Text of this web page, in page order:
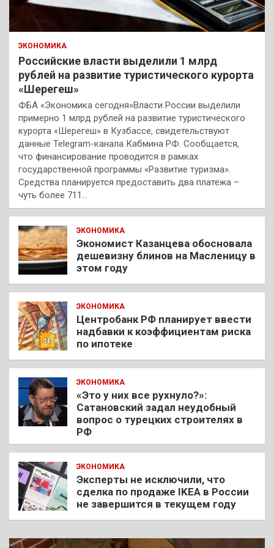
ЭКОНОМИКА
Российские власти выделили 1 млрд
рублей на развитие туристического курорта
«Шерегеш»
ФБА «Экономика сегодня»Власти России выделили
примерно 1 млрд рублей на развитие туристического
курорта «Шерегеш» в Кузбассе, свидетельствуют
данные Telegram-канала Кабмина РФ. Сообщается,
что финансирование проводится в рамках
государственной программы «Развитие туризма».
Средства планируется предоставить два платежа –
чуть более 711…
ЭКОНОМИКА
Экономист Казанцева обосновала
дешевизну блинов на Масленицу в
этом году
ЭКОНОМИКА
Центробанк РФ планирует ввести
надбавки к коэффициентам риска
по ипотеке
ЭКОНОМИКА
«Это у них все рухнуло?»:
Сатановский задал неудобный
вопрос о турецких строителях в
РФ
ЭКОНОМИКА
Эксперты не исключили, что
сделка по продаже IKEA в России
не завершится в текущем году